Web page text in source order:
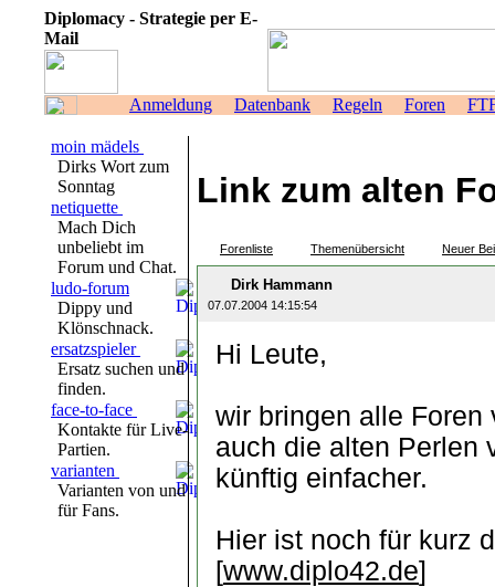
Diplomacy - Strategie per E-
Mail
Anmeldung Datenbank Regeln Foren
moin mädels
Dirks Wort zum
Sonntag
netiquette
Mach Dich
unbeliebt im
Forum und Chat.
ludo-forum
Dippy und
Klönschnack.
ersatzspieler
Ersatz suchen und
finden.
face-to-face
Kontakte für Live-
Partien.
varianten
Varianten von und
für Fans.
Link zum alten
Forenliste Themenübersicht Neuer
Dirk Hammann
07.07.2004 14:15:54
Hi Leute,
wir bringen alle Foren
auch die alten Perlen
künftig einfacher.
Hier ist noch für kurz
[www.diplo42.de]